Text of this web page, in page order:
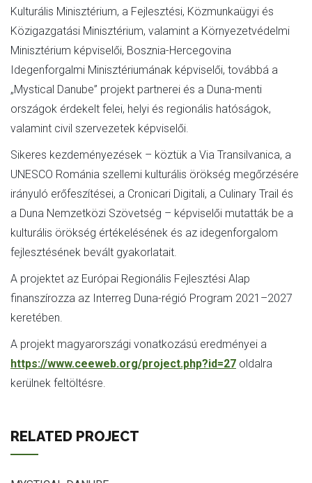
Kulturális Minisztérium, a Fejlesztési, Közmunkaügyi és
Közigazgatási Minisztérium, valamint a Környezetvédelmi
Minisztérium képviselői, Bosznia-Hercegovina
Idegenforgalmi Minisztériumának képviselői, továbbá a
„Mystical Danube” projekt partnerei és a Duna-menti
országok érdekelt felei, helyi és regionális hatóságok,
valamint civil szervezetek képviselői.
Sikeres kezdeményezések – köztük a Via Transilvanica, a
UNESCO Románia szellemi kulturális örökség megőrzésére
irányuló erőfeszítései, a Cronicari Digitali, a Culinary Trail és
a Duna Nemzetközi Szövetség – képviselői mutatták be a
kulturális örökség értékelésének és az idegenforgalom
fejlesztésének bevált gyakorlatait.
A projektet az Európai Regionális Fejlesztési Alap
finanszírozza az Interreg Duna-régió Program 2021–2027
keretében.
A projekt magyarországi vonatkozású eredményei a
https://www.ceeweb.org/project.php?id=27 oldalra
kerülnek feltöltésre.
RELATED PROJECT